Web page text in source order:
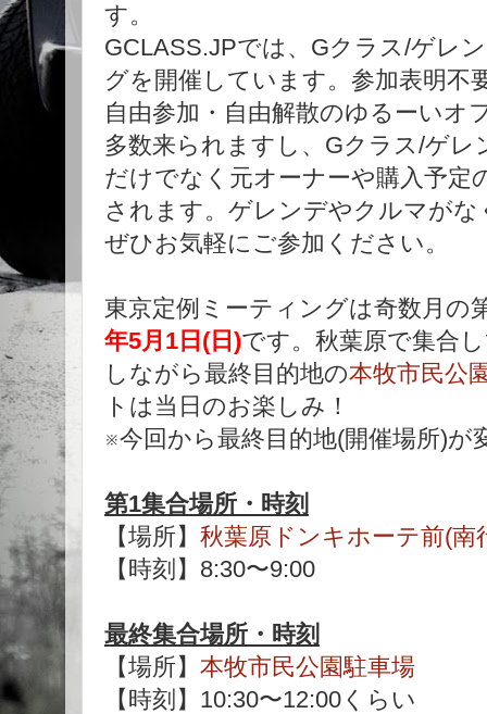
す。
GCLASS.JPでは、Gクラス/ゲレ
グを開催しています。参加表明不
自由参加・自由解散のゆるーいオ
多数来られますし、Gクラス/ゲ
だけでなく元オーナーや購入予定
されます。ゲレンデやクルマが
ぜひお気軽にご参加ください。
東京定例ミーティングは奇数月の
年5月1日(日)です。秋葉原で集合
しながら最終目的地の本牧市民公
トは当日のお楽しみ！
※今回から最終目的地(開催場所)が
第1集合場所・時刻
【場所】 秋葉原ドンキホーテ前(南
【時刻】8:30〜9:00
最終集合場所・時刻
【場所】 本牧市民公園駐車場
【時刻】10:30〜12:00くらい